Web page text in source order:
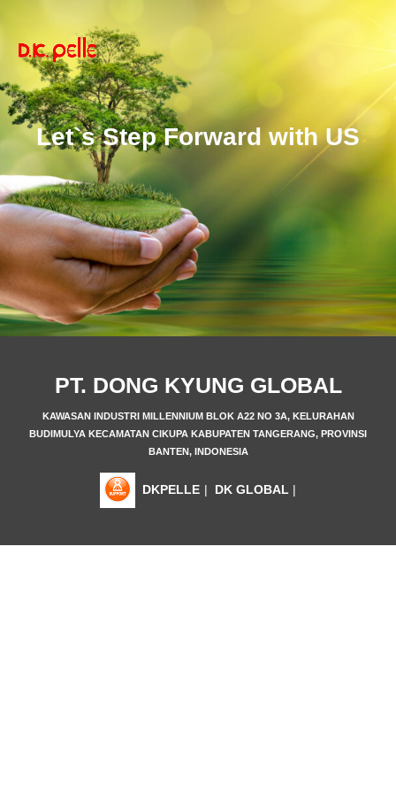
Let`s Step Forward with US
PT. DONG KYUNG GLOBAL
KAWASAN INDUSTRI MILLENNIUM BLOK A22 NO 3A, KELURAHAN
BUDIMULYA KECAMATAN CIKUPA KABUPATEN TANGERANG, PROVINSI
BANTEN, INDONESIA
DKPELLE | DK GLOBAL |